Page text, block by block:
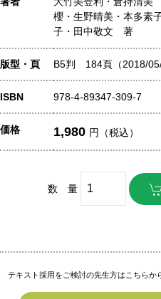
櫻・生野晴美・本多素
子・田中敬文 著
版型・頁 B5判 184頁（2018/05/
ISBN 978-4-89347-309-7
価格 1,980 円（税込）
数 量
テキスト採用をご検討の先生方はこちらか